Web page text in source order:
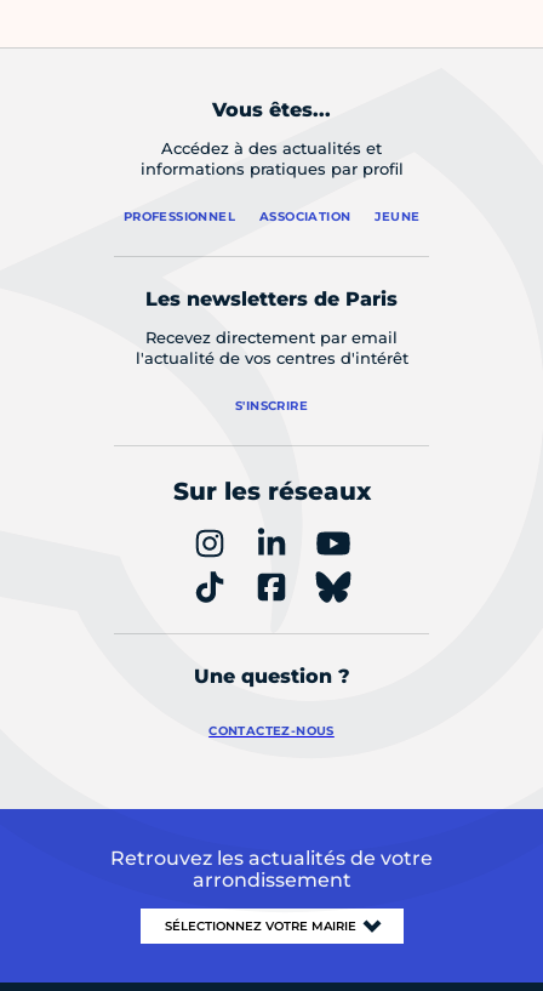
Vous êtes...
Accédez à des actualités et
informations pratiques par profil
PROFESSIONNEL ASSOCIATION JEUNE
Les newsletters de Paris
Recevez directement par email
l'actualité de vos centres d'intérêt
S'INSCRIRE
Sur les réseaux
Une question ?
CONTACTEZ-NOUS
Retrouvez les actualités de votre
arrondissement